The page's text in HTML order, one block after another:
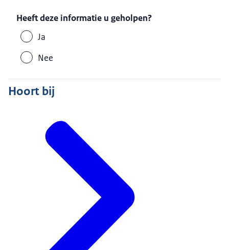
Heeft deze informatie u geholpen?
Ja
Nee
Hoort bij